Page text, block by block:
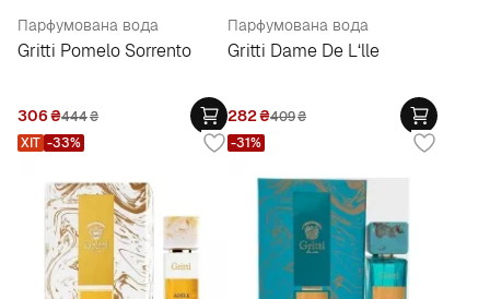
Парфумована вода
Gritti Pomelo Sorrento
306₴444₴
Парфумована вода
Gritti Dame De L‘lle
282₴409₴
ХІТ -33% -31%